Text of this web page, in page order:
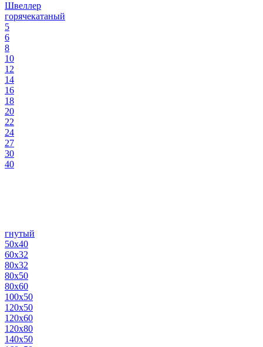
Швеллер
горячекатаный
5
6
8
10
12
14
16
18
20
22
24
27
30
40
гнутый
50х40
60х32
80х32
80х50
80х60
100х50
120х50
120х60
120х80
140х50